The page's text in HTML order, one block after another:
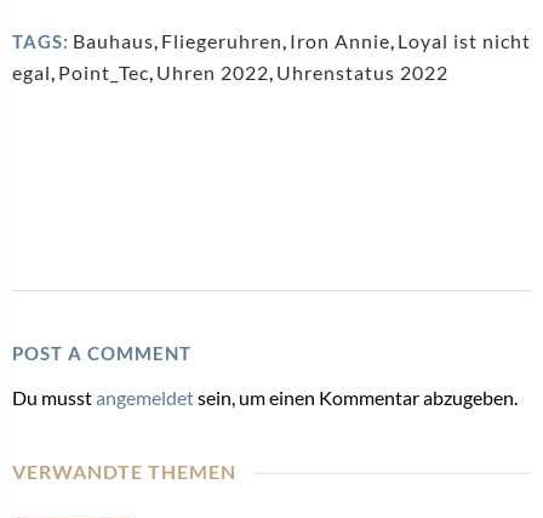
TAGS: Bauhaus, Fliegeruhren, Iron Annie, Loyal ist nicht
egal, Point_Tec, Uhren 2022, Uhrenstatus 2022
POST A COMMENT
Du musstangemeldetsein, um einen Kommentar abzugeben.
VERWANDTE THEMEN